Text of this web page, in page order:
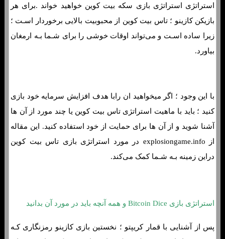
استراتژی استراتژی بازی سکه بیت کوین خواهید خواند .برای هر
بازیکن کازینو ؛ تاس بیت کوین از محبوبیت بالایی برخوردار اسـت ؛
زیرا ساده اسـت و می‌تواند اوقات خوشی را برای شـما بـه ارمغان
بیاورد.
با این وجود ؛ اگر میخواهید ان رابا هدف افزایش سرمایه خود بازی
کنید ؛ باید با ماهیت استراتژی تاس بیت کوین یا چند مورد از آن ها
آشنا شوید و از آن ها برای حمایت از خود استفاده کنید. این مقاله
از explosiongame.info در مورد استراتژی بازی تاس بیت کوین
دراین زمینه بـه شـما کمک می‌کند.
استراتژی بازی Bitcoin Dice و همه آنچه باید در مورد آن بدانید
پس از آشنایی با قمار کریپتو ؛ نخستین بازی کازینو رمزنگاری کـه